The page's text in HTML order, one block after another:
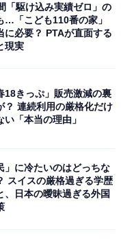
る？
「駆け込み実績ゼロ」の
…「こども110番の家」
に必要？ PTAが直面する
現実
18きっぷ」販売激減の裏
？ 連続利用の厳格化だけ
い「本当の理由」
」に冷たいのはどっちな
スイスの厳格過ぎる学歴
、日本の曖昧過ぎる外国